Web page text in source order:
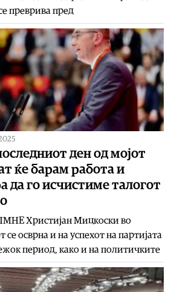
преврива пред
ден од мојот
ќе барам работа и
да го исчистиме талогот
Христијан Мицкоски во
осврна и на успехот на партијата
период, како и на политичките